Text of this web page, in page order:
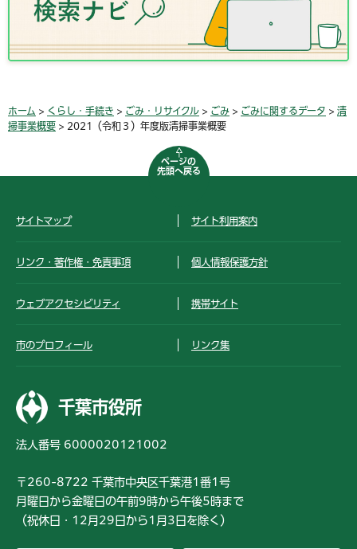
ホーム > くらし・手続き > ごみ・リサイクル > ごみ > ごみに関するデータ > 清
掃事業概要 > 2021（令和３）年度版清掃事業概要
ページの
先頭へ戻る
サイトマップ サイト利用案内
リンク・著作権・免責事項 個人情報保護方針
ウェブアクセシビリティ 携帯サイト
市のプロフィール リンク集
千葉市役所
法人番号 6000020121002
〒260-8722 千葉市中央区千葉港1番1号
月曜日から金曜日の午前9時から午後5時まで
（祝休日・12月29日から1月3日を除く）